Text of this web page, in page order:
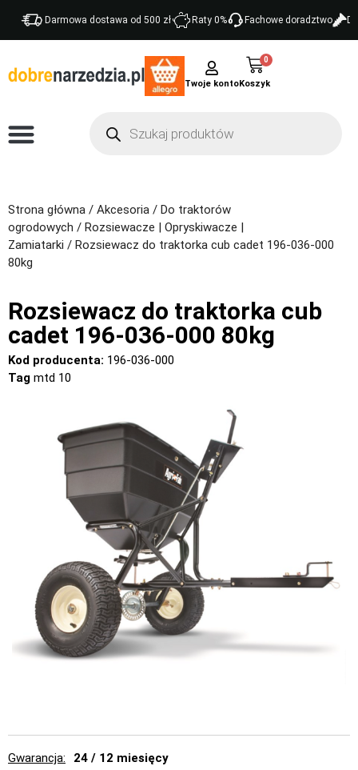
Darmowa dostawa od 500 zł Raty 0% Fachowe doradztwo
Twoje konto
0
Strona główna / Akcesoria / Do traktorów
ogrodowych / Rozsiewacze | Opryskiwacze |
Zamiatarki / Rozsiewacz do traktorka cub cadet 196-036-000
80kg
Rozsiewacz do traktorka cub
cadet 196-036-000 80kg
Kod producenta: 196-036-000
Tag mtd 10
Gwarancja
24 / 12 miesięcy